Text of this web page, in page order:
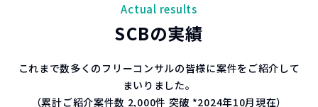
Actual results
SCBの実績
これまで数多くのフリーコンサルの皆様に案件をご紹介して
まいりました。
（累計ご紹介案件数 2,000件 突破 *2024年10月現在）